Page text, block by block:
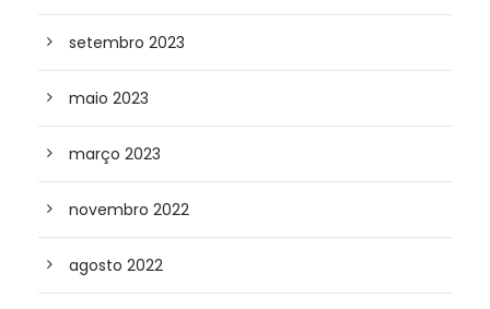
setembro 2023
maio 2023
março 2023
novembro 2022
agosto 2022